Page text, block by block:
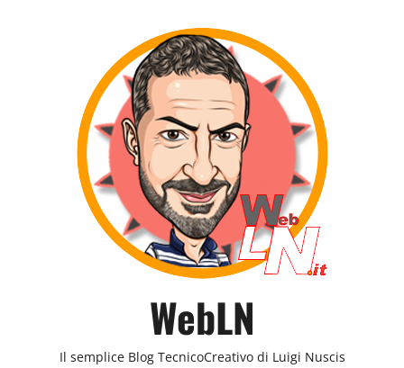
WebLN
Il semplice Blog TecnicoCreativo di Luigi Nuscis